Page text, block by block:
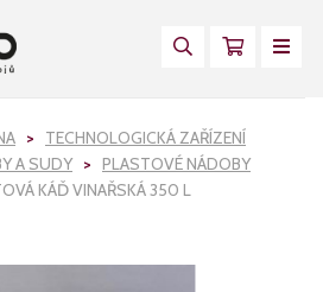
TECHNOLOGICKÁ ZAŘÍZENÍ
A SUDY
PLASTOVÉ NÁDOBY
KÁĎ VINAŘSKÁ 350 L